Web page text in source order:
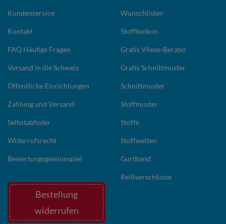
Kundenservice
Kontakt
FAQ Häufige Fragen
Versand in die Schweiz
Öffentliche Einrichtungen
Zahlung und Versand
Selbstabholer
Widerrufsrecht
Bewertungsgewinnspiel
Bestellung
widerrufen
Wunschlisten
Stofflexikon
Gratis Vliese-Berater
Gratis Schnittmuster
Schnittmuster
Stoffmuster
Stoffe
Stoffwelten
Gurtband
Reißverschlüsse